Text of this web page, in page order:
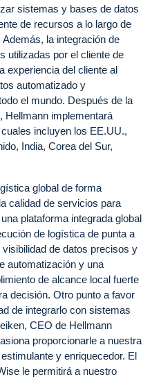
sistemas y bases de datos
de recursos a lo largo de
la integración de
utilizadas por el cliente de
experiencia del cliente al
automatizado y
el mundo. Después de la
Hellmann implementará
incluyen los EE.UU.,
India, Corea del Sur,
global de forma
calidad de servicios para
plataforma integrada global
de logística de punta a
de datos precisos y
automatización y una
de alcance local fuerte
decisión. Otro punto a favor
de integrarlo con sistemas
CEO de Hellmann
proporcionarle a nuestra
y enriquecedor. El
le permitirá a nuestro